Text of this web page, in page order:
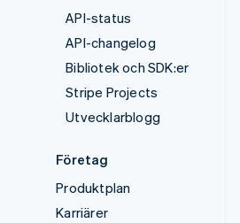
API-status
API-changelog
Bibliotek och SDK:er
Stripe Projects
Utvecklarblogg
Företag
Produktplan
Karriärer